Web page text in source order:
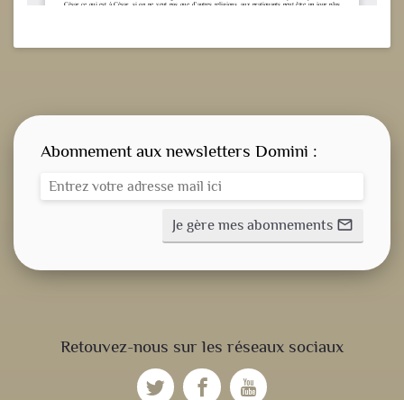
Retouvez-nous sur les réseaux sociaux
Abonnement aux newsletters Domini :
Je gère mes abonnements mail_outline